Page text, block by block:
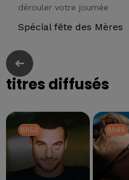
dérouler votre journée
Spécial fête des Mères
titres diffusés
8h50
8h50 8h48
8h48